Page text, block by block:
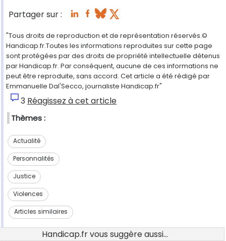
Partager sur :
"Tous droits de reproduction et de représentation réservés.©
Handicap.fr.Toutes les informations reproduites sur cette page
sont protégées par des droits de propriété intellectuelle détenus
par Handicap.fr. Par conséquent, aucune de ces informations ne
peut être reproduite, sans accord. Cet article a été rédigé par
Emmanuelle Dal'Secco, journaliste Handicap.fr"
3 Réagissez à cet article
Thèmes :
Actualité
Personnalités
Justice
Violences
Articles similaires
Handicap.fr vous suggère aussi...